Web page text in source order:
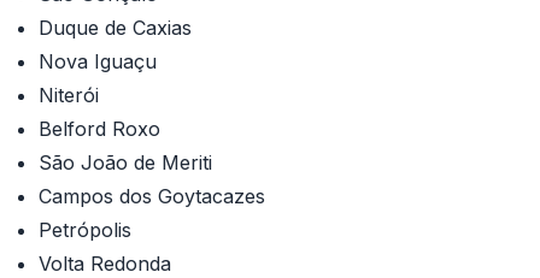
Duque de Caxias
Nova Iguaçu
Niterói
Belford Roxo
São João de Meriti
Campos dos Goytacazes
Petrópolis
Volta Redonda